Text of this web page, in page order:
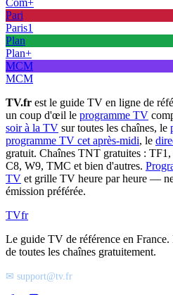
Com+
Pari
Paris1
Plan
Plan+
MCM
MCM
TV.fr est le guide TV en ligne de
un coup d'œil le programme TV
soir à la TV sur toutes les chaînes, le
programme TV cet après-midi, le
gratuit. Chaînes TNT gratuites :
C8, W9, TMC et bien d'autres.
TV et grille TV heure par heure —
émission préférée.
TVfr
Le guide TV de référence en
de toutes les chaînes gratuitement.
✉ support@tv.fr